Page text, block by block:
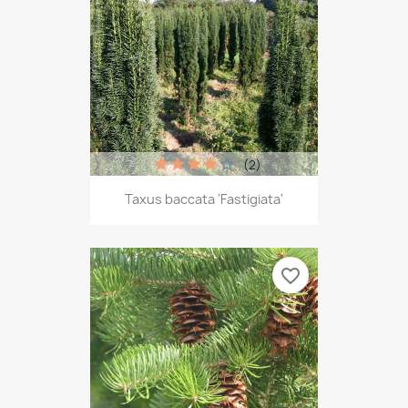
Taxus baccata 'Fastigiata'
(2)
favorite_border